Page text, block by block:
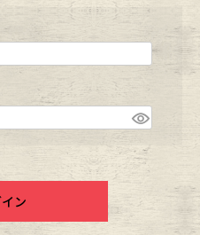
特集一覧
スタッフコーディネート
リーから探す
ン